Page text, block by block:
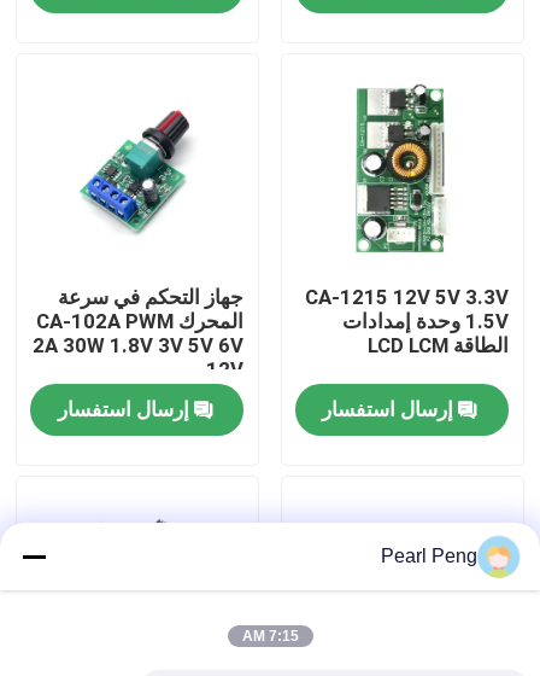
معلومات عنا
جولة في المصنع
اتصل بنا
أخبار
مدونة
CA-1215 12V 5V 3.3V
1.5V وحدة إمدادات
الطاقة LCD LCM
إرسال استفسار
جهاز التحكم في سرعة
المحرك CA-102A PWM
2A 30W 1.8V 3V 5V 6V
12V
إرسال استفسار
Pearl Peng
7:15 AM